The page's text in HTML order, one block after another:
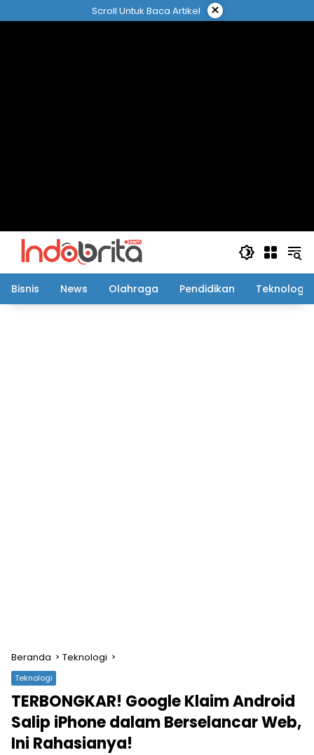
ke
Scroll Untuk Baca Artikel ×
Bisnis News Olahraga Pendidikan Teknologi
Beranda Teknologi
Teknologi
TERBONGKAR! Google Klaim Android
Salip iPhone dalam Berselancar Web,
Ini Rahasianya!